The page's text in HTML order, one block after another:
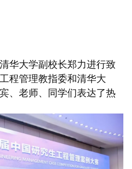
华大学副校长郑力进行致
程管理教指委和清华大
、老师、同学们表达了热